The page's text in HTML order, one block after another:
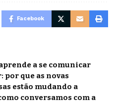
Facebook
a se comunicar
por que as novas
estão mudando a
conversamos com a